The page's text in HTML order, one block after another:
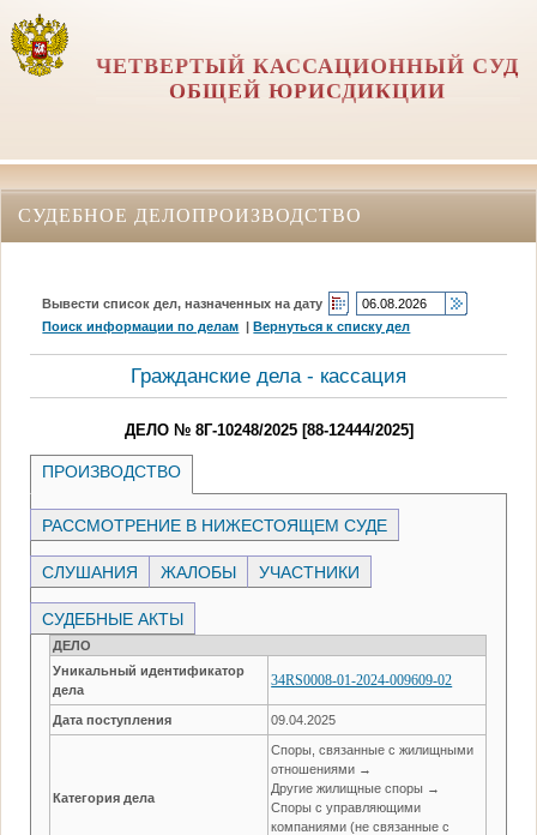
ЧЕТВЕРТЫЙ КАССАЦИОННЫЙ СУД
ОБЩЕЙ ЮРИСДИКЦИИ
СУДЕБНОЕ ДЕЛОПРОИЗВОДСТВО
Вывести список дел, назначенных на дату
Поиск информации по делам |Вернуться к списку дел
Гражданские дела - кассация
ДЕЛО № 8Г-10248/2025 [88-12444/2025]
ПРОИЗВОДСТВО
РАССМОТРЕНИЕ В НИЖЕСТОЯЩЕМ СУДЕ
СЛУШАНИЯ ЖАЛОБЫ УЧАСТНИКИ
СУДЕБНЫЕ АКТЫ
ДЕЛО
Уникальный идентификатор
дела
34RS0008-01-2024-009609-02
Дата поступления 09.04.2025
Категория дела
Споры, связанные с жилищными
отношениями →
Другие жилищные споры →
Споры с управляющими
компаниями (не связанные с